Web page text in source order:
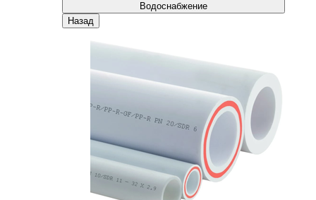
Водоснабжение
Назад